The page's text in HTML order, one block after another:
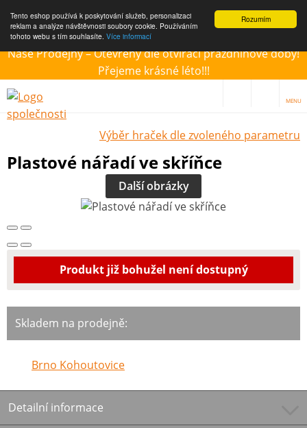
Rozumím
Tento eshop používá k poskytování služeb, personalizaci
reklam a analýze návštěvnosti soubory cookie. Používáním
tohoto webu s tím souhlasíte. Více informací
Naše Prodejny – Otevřeny dle otvírací prázdninové doby!
Přejeme krásné léto!!!
MENU
Výběr hraček dle zvoleného parametru
Plastové nářadí ve skříňce
Další obrázky
Produkt již bohužel není dostupný
Skladem na prodejně:
Brno Kohoutovice
Detailní informace